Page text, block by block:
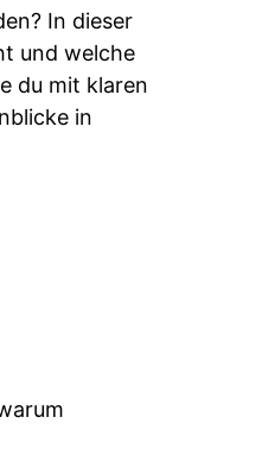
In dieser
und welche
du mit klaren
in